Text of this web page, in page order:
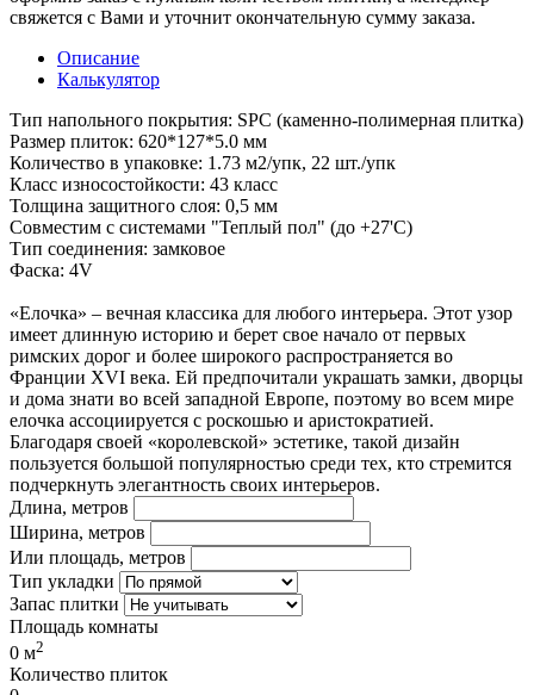
свяжется с Вами и уточнит окончательную сумму заказа.
Описание
Калькулятор
Тип напольного покрытия: SPC (каменно-полимерная плитка)
Размер плиток: 620*127*5.0 мм
Количество в упаковке: 1.73 м2/упк, 22 шт./упк
Класс износостойкости: 43 класс
Толщина защитного слоя: 0,5 мм
Совместим с системами "Теплый пол" (до +27'С)
Тип соединения: замковое
Фаска: 4V
«Елочка» – вечная классика для любого интерьера. Этот узор
имеет длинную историю и берет свое начало от первых
римских дорог и более широкого распространяется во
Франции XVI века. Ей предпочитали украшать замки, дворцы
и дома знати во всей западной Европе, поэтому во всем мире
елочка ассоциируется с роскошью и аристократией.
Благодаря своей «королевской» эстетике, такой дизайн
пользуется большой популярностью среди тех, кто стремится
подчеркнуть элегантность своих интерьеров.
Длина, метров
Ширина, метров
Или площадь, метров
Тип укладки
Запас плитки
Площадь комнаты
0 м2
Количество плиток